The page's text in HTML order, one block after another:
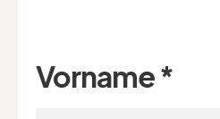
Vorname*